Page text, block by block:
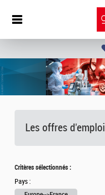
Les offres d'emploi
Critères sélectionnés :
Pays :